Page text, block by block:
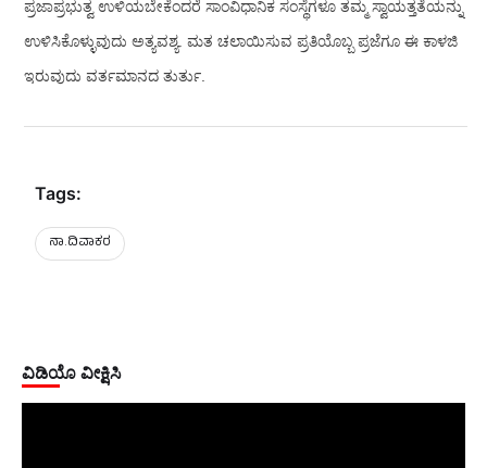
ಪ್ರಜಾಪ್ರಭುತ್ವ ಉಳಿಯಬೇಕೆಂದರೆ ಸಾಂವಿಧಾನಿಕ ಸಂಸ್ಥೆಗಳೂ ತಮ್ಮ ಸ್ವಾಯತ್ತತೆಯನ್ನು
ಉಳಿಸಿಕೊಳ್ಳುವುದು ಅತ್ಯವಶ್ಯ. ಮತ ಚಲಾಯಿಸುವ ಪ್ರತಿಯೊಬ್ಬ ಪ್ರಜೆಗೂ ಈ ಕಾಳಜಿ
ಇರುವುದು ವರ್ತಮಾನದ ತುರ್ತು.
Tags:
ನಾ.ದಿವಾಕರ
ವಿಡಿಯೊ ವೀಕ್ಷಿಸಿ